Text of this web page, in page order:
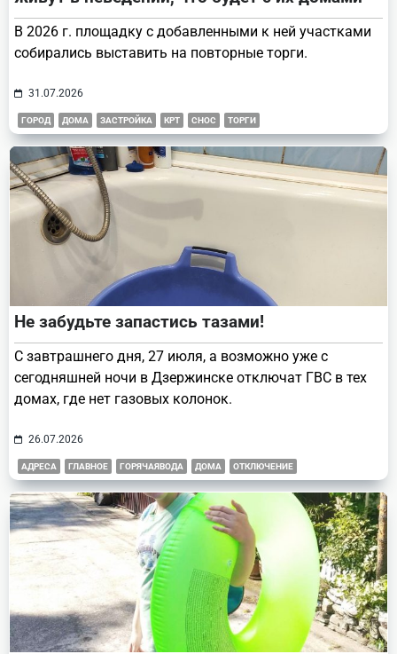
В 2026 г. площадку с добавленными к ней участками
собирались выставить на повторные торги.
31.07.2026
ГОРОД ДОМА ЗАСТРОЙКА КРТ СНОС ТОРГИ
Не забудьте запастись тазами!
С завтрашнего дня, 27 июля, а возможно уже с
сегодняшней ночи в Дзержинске отключат ГВС в тех
домах, где нет газовых колонок.
26.07.2026
АДРЕСА ГЛАВНОЕ ГОРЯЧАЯВОДА ДОМА ОТКЛЮЧЕНИЕ